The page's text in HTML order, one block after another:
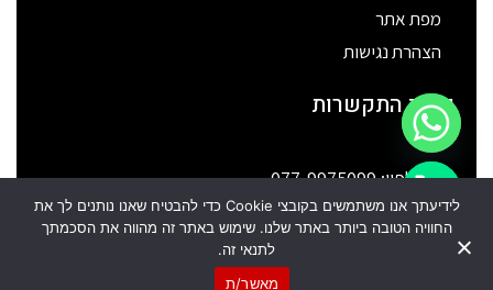
מפת אתר
הצהרת נגישות
פרטי התקשרות
טלפון: 077-9975099
כתובת: רח' הכישור 51 חולון
לידיעתך אנו משתמשים בקובצי Cookie כדי להבטיח שאנו נותנים לך את
החוויה הטובה ביותר באתר שלנו. שימוש באתר זה מהווה את הסכמתך
לתנאי זה.
מאשר/ת
Hide
chaty